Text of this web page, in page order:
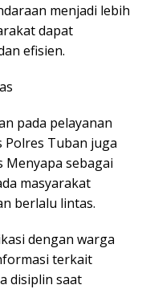
menjadi lebih
dapat
efisien.
pada pelayanan
Polres Tuban juga
sebagai
masyarakat
berlalu lintas.
dengan warga
terkait
disiplin saat